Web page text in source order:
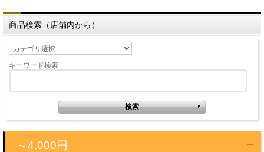
商品検索（店舗内から）
キーワード検索
～4,000円